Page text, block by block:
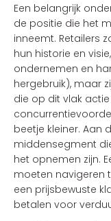
Een belangrijk
de positie die het
inneemt. Retailers
hun historie en
ondernemen en
hergebruik), maar
die op dit vlak
beetje kleiner. Aan
middensegment
het opnemen zijn.
moeten navigeren
een prijsbewuste
betalen voor